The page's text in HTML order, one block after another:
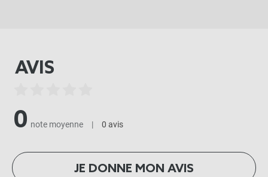
AVIS
0 note moyenne | 0 avis
JE DONNE MON AVIS